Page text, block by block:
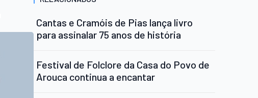
Cantas e Cramóis de Pias lança livro
para assinalar 75 anos de história
Festival de Folclore da Casa do Povo de
Arouca continua a encantar